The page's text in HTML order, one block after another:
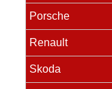
Porsche
Renault
Skoda